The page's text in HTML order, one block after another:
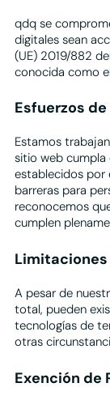
qdq se
digitales sean
(UE) 2019/882
conocida como
Esfuerzos
Estamos
sitio web cumpla
establecidos por
barreras para
reconocemos
cumplen
Limitaciones
A pesar de
total, pueden
tecnologías de
otras
Exención de